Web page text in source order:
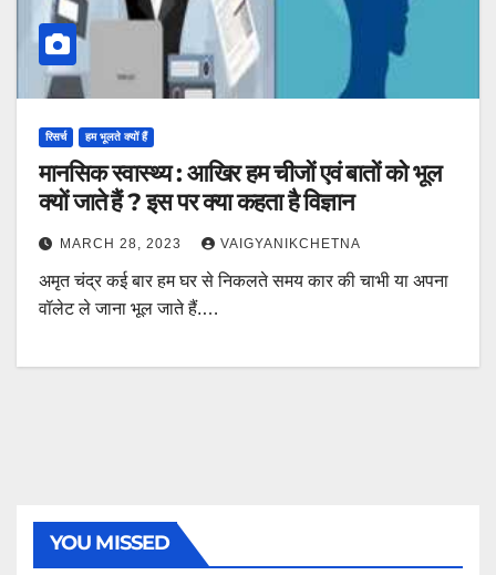
रिसर्च हम भूलते क्यों हैं
मानसिक स्वास्थ्य : आखिर हम चीजों एवं बातों को भूल
क्यों जाते हैं ? इस पर क्या कहता है विज्ञान
MARCH 28, 2023 VAIGYANIKCHETNA
अमृत चंद्र कई बार हम घर से निकलते समय कार की चाभी या अपना
वॉलेट ले जाना भूल जाते हैं.…
YOU MISSED